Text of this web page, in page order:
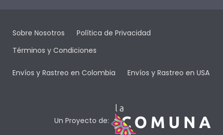
Sobre Nosotros
Política de Privacidad
Términos y Condiciones
Envíos y Rastreo en Colombia Envíos y Rastreo en USA
Un Proyecto de: